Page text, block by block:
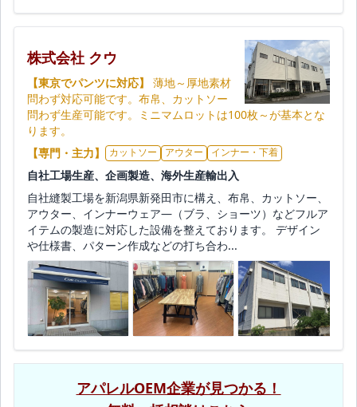
株式会社 クウ
【東京でパンツに対応】
薄地～厚地素材
問わず対応可能です。布帛、カットソー
問わず生産可能です。ミニマムロットは100枚～が基本とな
ります。
【専門・主力】
カットソー アウター インナー・下着
自社工場生産、企画製造、海外生産輸出入
自社縫製工場を新潟県新発田市に構え、布帛、カットソー、
アウター、インナーウェア―（ブラ、ショーツ）などフルア
イテムの製造に対応した設備を整えております。 デザイン
や仕様書、パターン作成などの打ち合わ...
アパレルOEM企業が見つかる！